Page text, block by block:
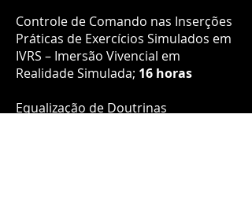
Controle de Comando nas Inserções
Práticas de Exercícios Simulados em
IVRS – Imersão Vivencial em
Realidade Simulada; 16 horas
Equalização de Doutrinas